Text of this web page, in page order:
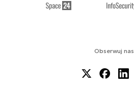
Obserwuj nas